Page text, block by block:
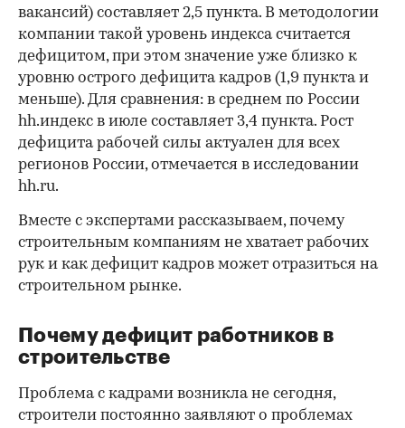
вакансий) составляет 2,5 пункта. В методологии
компании такой уровень индекса считается
дефицитом, при этом значение уже близко к
уровню острого дефицита кадров (1,9 пункта и
меньше). Для сравнения: в среднем по России
hh.индекс в июле составляет 3,4 пункта. Рост
дефицита рабочей силы актуален для всех
регионов России, отмечается в исследовании
hh.ru.
Вместе с экспертами рассказываем, почему
строительным компаниям не хватает рабочих
рук и как дефицит кадров может отразиться на
строительном рынке.
Почему дефицит работников в
строительстве
Проблема с кадрами возникла не сегодня,
строители постоянно заявляют о проблемах